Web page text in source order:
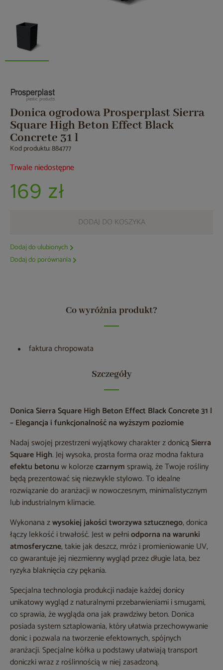
Donica ogrodowa Prosperplast Sierra
Square High Beton Effect Black
Concrete 31 l
Kod produktu: 884777
Trwale niedostępne
169 zł
DODAJ DO KOSZYKA
Dodaj do ulubionych
Dodaj do porównania
Co wyróżnia produkt?
faktura chropowata
Szczegóły
Donica Sierra Square High Beton Effect Black Concrete 31 l
– Elegancja i funkcjonalność na wyższym poziomie
Nadaj swojej przestrzeni wyjątkowy charakter z donicąSierra
Square High. Jej wysoka, prosta forma oraz modna faktura
efektu betonuw kolorzeczarnymsprawią, że Twoje rośliny
będą prezentować się niezwykle stylowo. To idealne
rozwiązanie do aranżacji w nowoczesnym, minimalistycznym
lub industrialnym klimacie.
Wykonana zwysokiej jakości tworzywa sztucznego, donica
łączy lekkość i trwałość. Jest w pełniodporna na warunki
atmosferyczne, takie jak deszcz, mróz i promieniowanie UV,
co gwarantuje jej niezmienny wygląd przez długie lata, bez
ryzyka blaknięcia czy pękania.
Specjalna technologia produkcji nadaje każdej donicy
unikatowy wygląd z naturalnymi przebarwieniami i smugami,
co sprawia, że wygląda ona jak prawdziwy beton. Donica
posiada system sztaplowania, który ułatwia przechowywanie
donic i pozwala na tworzenie efektownych, spójnych
aranżacji. Specjalne kółka u podstawy ułatwiają transport
doniczki wraz z roślinnością w niej zasadzoną.